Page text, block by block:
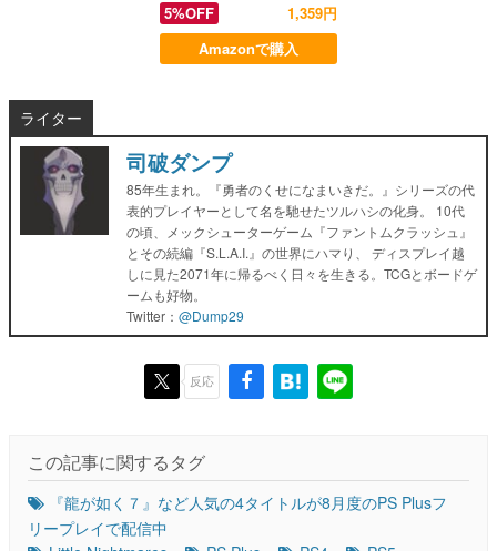
5%OFF
1,359円
Amazonで購入
ライター
司破ダンプ
85年生まれ。『勇者のくせになまいきだ。』シリーズの代
表的プレイヤーとして名を馳せたツルハシの化身。 10代
の頃、メックシューターゲーム『ファントムクラッシュ』
とその続編『S.L.A.I.』の世界にハマり、 ディスプレイ越
しに見た2071年に帰るべく日々を生きる。TCGとボードゲ
ームも好物。
Twitter： @Dump29
反応
この記事に関するタグ
『龍が如く７』など人気の4タイトルが8月度のPS Plusフ
リープレイで配信中